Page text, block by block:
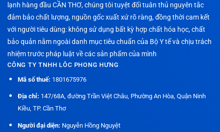
lạnh hàng đầu CẦN THƠ, chúng tôi tuyệt đối tuân thủ nguyên tắc
đảm bảo chất lượng, nguồn gốc xuất xứ rõ ràng, đồng thời cam kết
với người tiêu dùng: không sử dụng bất kỳ hợp chất hóa học, chất
bảo quản nằm ngoài danh mục tiêu chuẩn của Bộ Y tế và chịu trách
nhiệm trước pháp luật về các sản phẩm của mình
CÔNG TY TNHH LÔC PHONG HƯNG
Mã số thuế: 1801675976
Địa chỉ: 147/68A, đường Trần Việt Châu, Phường An Hòa, Quận Ninh
Kiều, TP. Cần Thơ
Người đại diện: Nguyễn Hồng Nguyệt